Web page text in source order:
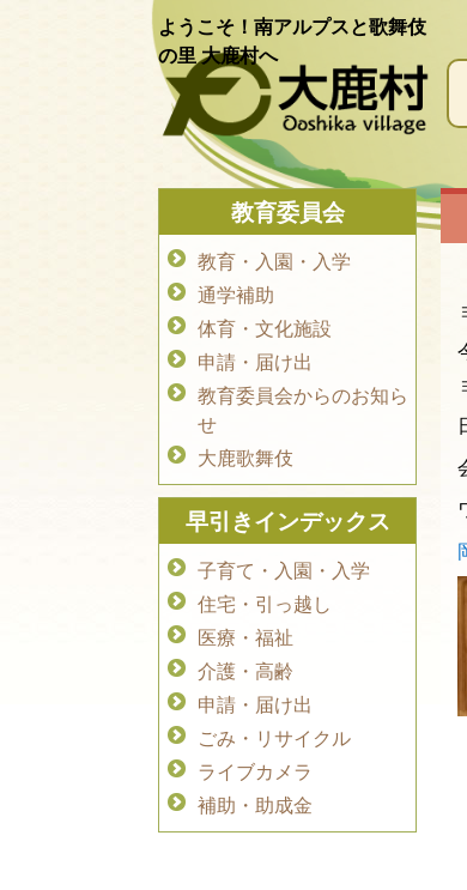
ようこそ！南アルプスと歌舞伎
の里 大鹿村へ
教育委員会
教育・入園・入学
通学補助
体育・文化施設
申請・届け出
教育委員会からのお知ら
せ
大鹿歌舞伎
早引きインデックス
子育て・入園・入学
住宅・引っ越し
医療・福祉
介護・高齢
申請・届け出
ごみ・リサイクル
ライブカメラ
補助・助成金